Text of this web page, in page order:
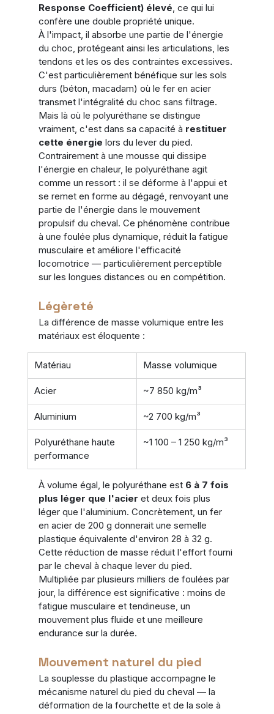
Response Coefficient) élevé, ce qui lui
confère une double propriété unique.
À l'impact, il absorbe une partie de l'énergie
du choc, protégeant ainsi les articulations, les
tendons et les os des contraintes excessives.
C'est particulièrement bénéfique sur les sols
durs (béton, macadam) où le fer en acier
transmet l'intégralité du choc sans filtrage.
Mais là où le polyuréthane se distingue
vraiment, c'est dans sa capacité à restituer
cette énergie lors du lever du pied.
Contrairement à une mousse qui dissipe
l'énergie en chaleur, le polyuréthane agit
comme un ressort : il se déforme à l'appui et
se remet en forme au dégagé, renvoyant une
partie de l'énergie dans le mouvement
propulsif du cheval. Ce phénomène contribue
à une foulée plus dynamique, réduit la fatigue
musculaire et améliore l'efficacité
locomotrice — particulièrement perceptible
sur les longues distances ou en compétition.
Légèreté
La différence de masse volumique entre les
matériaux est éloquente :
Matériau Masse volumique
Acier ~7 850 kg/m³
Aluminium ~2 700 kg/m³
Polyuréthane haute
performance
~1 100 – 1 250 kg/m³
À volume égal, le polyuréthane est 6 à 7 fois
plus léger que l'acier et deux fois plus
léger que l'aluminium. Concrètement, un fer
en acier de 200 g donnerait une semelle
plastique équivalente d'environ 28 à 32 g.
Cette réduction de masse réduit l'effort fourni
par le cheval à chaque lever du pied.
Multipliée par plusieurs milliers de foulées par
jour, la différence est significative : moins de
fatigue musculaire et tendineuse, un
mouvement plus fluide et une meilleure
endurance sur la durée.
Mouvement naturel du pied
La souplesse du plastique accompagne le
mécanisme naturel du pied du cheval — la
déformation de la fourchette et de la sole à